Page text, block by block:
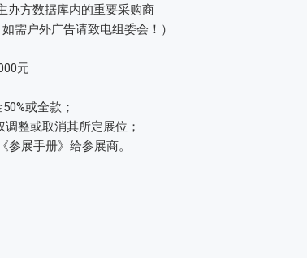
办方数据库内的重要采购商
需户外广告请致电组委会！）
元
或全款；
整或取消其所定展位；
展手册》给参展商。